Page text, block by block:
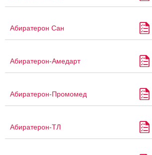
Абиратерон Сан
Абиратерон-Амедарт
Абиратерон-Промомед
Абиратерон-ТЛ